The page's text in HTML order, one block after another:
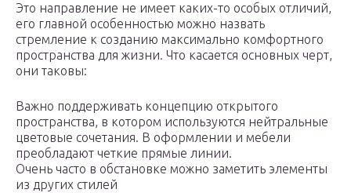
Это направление не имеет каких-то особых отличий,
его главной особенностью можно назвать
стремление к созданию максимально комфортного
пространства для жизни. Что касается основных черт,
они таковы:
Важно поддерживать концепцию открытого
пространства, в котором используются нейтральные
цветовые сочетания. В оформлении и мебели
преобладают четкие прямые линии.
Очень часто в обстановке можно заметить элементы
из других стилей